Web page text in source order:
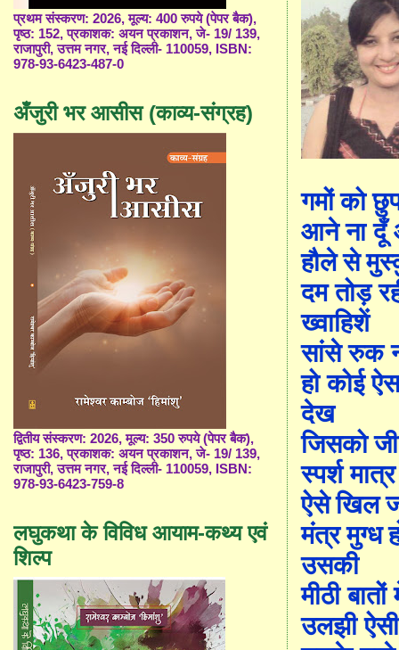
गमों को
आने ना दूँ
हौले से
दम तोड़
ख्वाहिशें
सांसे रुक
हो कोई
देख
जिसको
स्पर्श
ऐसे खिल
मंत्र मुग्ध
उसकी
मीठी बातों
उलझी ऐसी
प्रथम संस्करण: 2026, मूल्य: 400 रुपये (पेपर बैक),
पृष्ठ: 152, प्रकाशक: अयन प्रकाशन, जे- 19/ 139,
राजापुरी, उत्तम नगर, नई दिल्ली- 110059, ISBN:
978-93-6423-487-0
अँजुरी भर आसीस (काव्य-संग्रह)
द्वितीय संस्करण: 2026, मूल्य: 350 रुपये (पेपर बैक),
पृष्ठ: 136, प्रकाशक: अयन प्रकाशन, जे- 19/ 139,
राजापुरी, उत्तम नगर, नई दिल्ली- 110059, ISBN:
978-93-6423-759-8
लघुकथा के विविध आयाम-कथ्य एवं
शिल्प